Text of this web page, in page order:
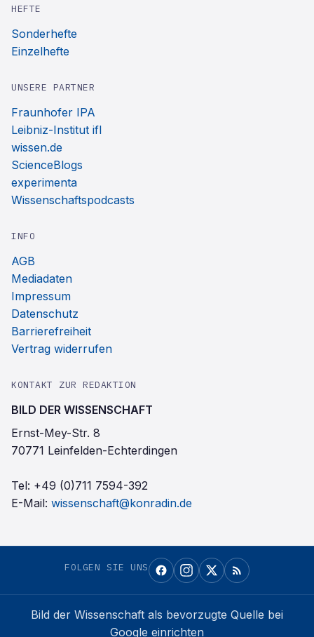
HEFTE
Sonderhefte
Einzelhefte
UNSERE PARTNER
Fraunhofer IPA
Leibniz-Institut ifl
wissen.de
ScienceBlogs
experimenta
Wissenschaftspodcasts
INFO
AGB
Mediadaten
Impressum
Datenschutz
Barrierefreiheit
Vertrag widerrufen
KONTAKT ZUR REDAKTION
BILD DER WISSENSCHAFT
Ernst-Mey-Str. 8
70771 Leinfelden-Echterdingen
Tel: +49 (0)711 7594-392
E-Mail: wissenschaft@konradin.de
FOLGEN SIE UNS
Bild der Wissenschaft als bevorzugte Quelle bei
Google einrichten